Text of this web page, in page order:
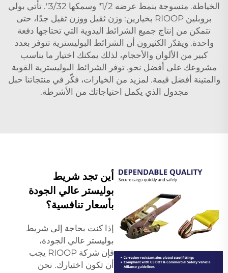
الخياطة. منسوجة بنمط عرضه 1/2" وسمكها 3/32". تأتي بولي
بروبلين RIOOP بخيارين: وزن ثقيل ووزن ثقيل جدًا، حتى
تتمكن من إنتاج جميع الشرائط اليدوية التي تحتاجها دفعة
واحدة. ويقدّر الكثيرون أن الشرائط البوليسترية تتوفر بعدد
كبير من الألوان والأحجام، لذلك يمكنك اختيار ما يناسب
مشروعك على أفضل نحو. توفر الشرائط البوليسترية القوية
والمتينة أفضل قيمة. لمزيد من الخيارات، فكّر في منتجاتنا حبل
مجدول الذي يكمل احتياجاتك من الأشرطة.
أين تجد شريط
بوليستر عالي الجودة
بأسعار تنافسية؟
إذا كنت بحاجة إلى شريط
بوليستر عالي الجودة،
فإن شركة RIOOP يجب
أن تكون اختيارك. نحن